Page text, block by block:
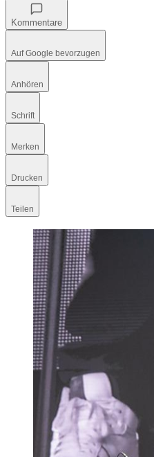
Kommentare
Auf Google bevorzugen
Anhören
Schrift
Merken
Drucken
Teilen